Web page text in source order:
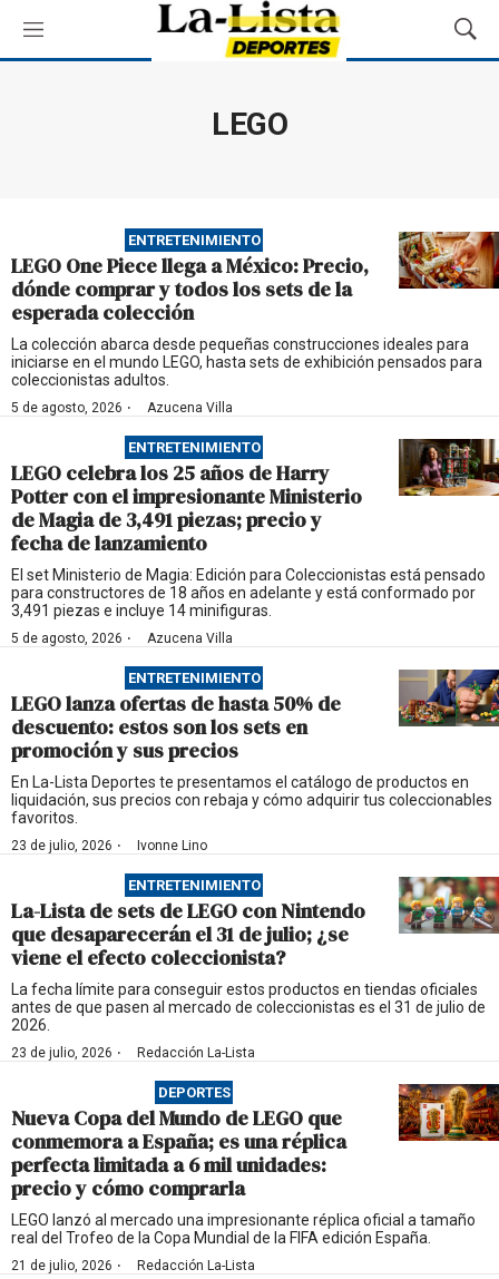
M
e
M
o
ú
s
q
u
d
a
LEGO
ENTRETENIMIENTO
LEGO One Piece llega a México: Precio,
dónde comprar y todos los sets de la
esperada colección
La colección abarca desde pequeñas construcciones ideales para
iniciarse en el mundo LEGO, hasta sets de exhibición pensados para
coleccionistas adultos.
5 de agosto, 2026 · Azucena Villa
ENTRETENIMIENTO
LEGO celebra los 25 años de Harry
Potter con el impresionante Ministerio
de Magia de 3,491 piezas; precio y
fecha de lanzamiento
El set Ministerio de Magia: Edición para Coleccionistas está pensado
para constructores de 18 años en adelante y está conformado por
3,491 piezas e incluye 14 minifiguras.
5 de agosto, 2026 · Azucena Villa
ENTRETENIMIENTO
LEGO lanza ofertas de hasta 50% de
descuento: estos son los sets en
promoción y sus precios
En La-Lista Deportes te presentamos el catálogo de productos en
liquidación, sus precios con rebaja y cómo adquirir tus coleccionables
favoritos.
23 de julio, 2026 · Ivonne Lino
ENTRETENIMIENTO
La-Lista de sets de LEGO con Nintendo
que desaparecerán el 31 de julio; ¿se
viene el efecto coleccionista?
La fecha límite para conseguir estos productos en tiendas oficiales
antes de que pasen al mercado de coleccionistas es el 31 de julio de
2026.
23 de julio, 2026 · Redacción La-Lista
DEPORTES
Nueva Copa del Mundo de LEGO que
conmemora a España; es una réplica
perfecta limitada a 6 mil unidades:
precio y cómo comprarla
LEGO lanzó al mercado una impresionante réplica oficial a tamaño
real del Trofeo de la Copa Mundial de la FIFA edición España.
21 de julio, 2026 · Redacción La-Lista